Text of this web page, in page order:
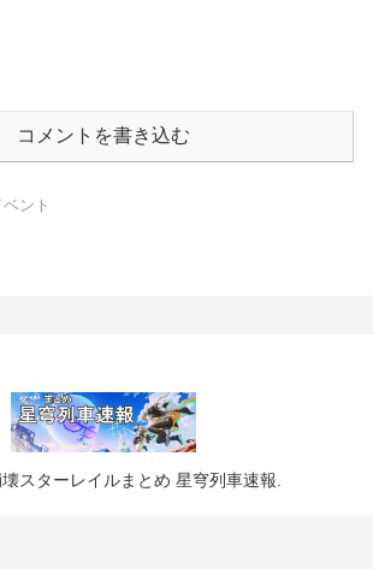
コメントを書き込む
ベント
スターレイルまとめ 星穹列車速報.